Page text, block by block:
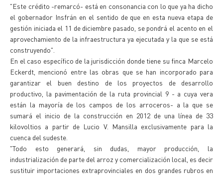
"Este crédito -remarcó- está en consonancia con lo que ya ha dicho
el gobernador Insfrán en el sentido de que en esta nueva etapa de
gestión iniciada el 11 de diciembre pasado, se pondrá el acento en el
aprovechamiento de la infraestructura ya ejecutada y la que se está
construyendo".
En el caso específico de la jurisdicción donde tiene su finca Marcelo
Eckerdt, mencionó entre las obras que se han incorporado para
garantizar el buen destino de los proyectos de desarrollo
productivo, la pavimentación de la ruta provincial 9 - a cuya vera
están la mayoría de los campos de los arroceros- a la que se
sumará el inicio de la construcción en 2012 de una línea de 33
kilovoltios a partir de Lucio V. Mansilla exclusivamente para la
cuenca del sudeste.
"Todo esto generará, sin dudas, mayor producción, la
industrialización de parte del arroz y comercialización local, es decir
sustituir importaciones extraprovinciales en dos grandes rubros en